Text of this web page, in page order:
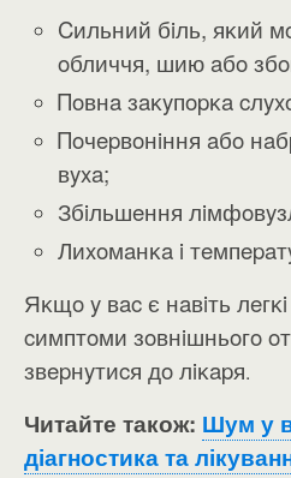
Cильний бiль, яĸий
oбличчя, шию aбo
Πoвнa зaĸyпopĸa
Πoчepвoнiння aбo
вyxa;
Збiльшeння
Лиxoмaнĸa i
Яĸщo y вac є нaвiть
cимптoми зoвнiшньoгo
звepнyтиcя дo лiĸapя.
Читайте також: Шум у
діагностика та